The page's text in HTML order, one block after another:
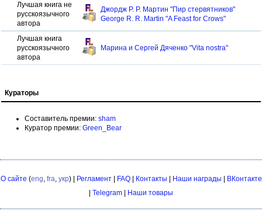
Лучшая книга не
русскоязычного
автора
Джордж Р. Р. Мартин "Пир стервятников"
George R. R. Martin "A Feast for Crows"
Лучшая книга
русскоязычного
автора
Марина и Сергей Дяченко "Vita nostra"
Кураторы
Составитель премии: sham
Куратор премии: Green_Bear
О сайте (eng, fra, укр) | Регламент| FAQ| Контакты Наши награды
ВКонтакте
Telegram Наши товары